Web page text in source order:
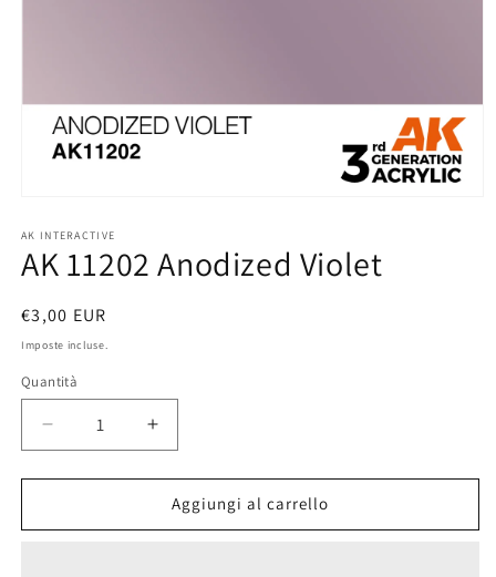
multimediali
1
in
AK INTERACTIVE
AK 11202 Anodized Violet
Prezzo
di
€3,00 EUR
Imposte incluse.
Quantità
Diminuisci
quantità
per
11202
Aumenta
quantità
per
AK
11202
Aggiungi al carrello